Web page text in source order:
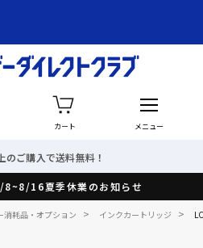
カート メニュー
入で送料無料！
16夏季休業のお知らせ
消耗品・オプション > インクカートリッジ >